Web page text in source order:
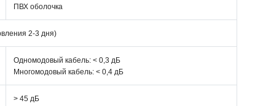
ПВХ оболочка
2-3 дня)
Одномодовый кабель: < 0,3 дБ
Многомодовый кабель: < 0,4 дБ
> 45 дБ